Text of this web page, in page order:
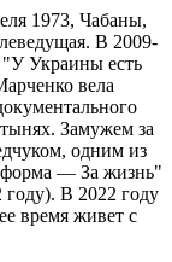
1973, Чабаны,
В 2009-
Украины есть
вела
Замужем за
одним из
— За жизнь"
году). В 2022 году
время живет с